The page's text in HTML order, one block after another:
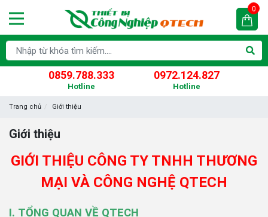
0859.788.333
Hotline
0972.124.827
Hotline
0
Trang chủ Giới thiệu
Giới thiệu
GIỚI THIỆU CÔNG TY TNHH THƯƠNG
MẠI VÀ CÔNG NGHỆ QTECH
I. TỔNG QUAN VỀ QTECH